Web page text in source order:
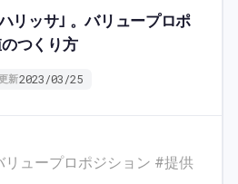
リッサ｣ 。バリュープロポ
つくり方
新2023/03/25
ュープロポジション #提供